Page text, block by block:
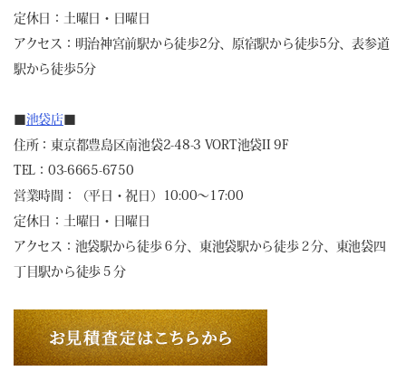
定休日：土曜日・日曜日
アクセス：明治神宮前駅から徒歩2分、原宿駅から徒歩5分、表参道
駅から徒歩5分
池袋店
住所：東京都豊島区南池袋2-48-3 VORT池袋II 9F
TEL：03-6665-6750
営業時間：（平日・祝日）10:00～17:00
定休日：土曜日・日曜日
アクセス：池袋駅から徒歩６分、東池袋駅から徒歩２分、東池袋四
丁目駅から徒歩５分